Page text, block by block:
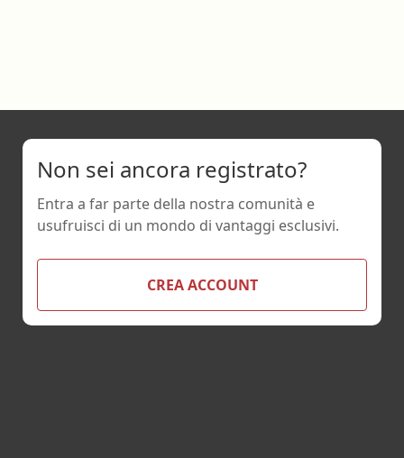
Non sei ancora registrato?
Entra a far parte della nostra comunità e
usufruisci di un mondo di vantaggi esclusivi.
CREA ACCOUNT